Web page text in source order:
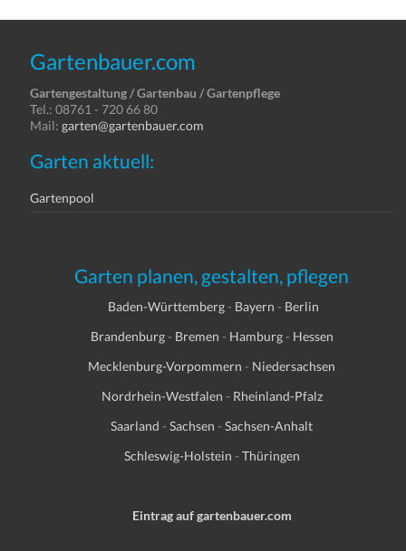
Gartenbauer.com
Gartengestaltung / Gartenbau / Gartenpflege
Tel.: 08761 - 720 66 80
Mail:garten@gartenbauer.com
Garten aktuell:
Gartenpool
Garten planen, gestalten, pflegen
Baden-Württemberg- Bayern - Berlin
Brandenburg- Bremen - Hamburg- Hessen
Mecklenburg-Vorpommern - Niedersachsen
Nordrhein-Westfalen - Rheinland-Pfalz
Saarland -Sachsen -Sachsen-Anhalt
Schleswig-Holstein - Thüringen
Eintrag auf gartenbauer.com